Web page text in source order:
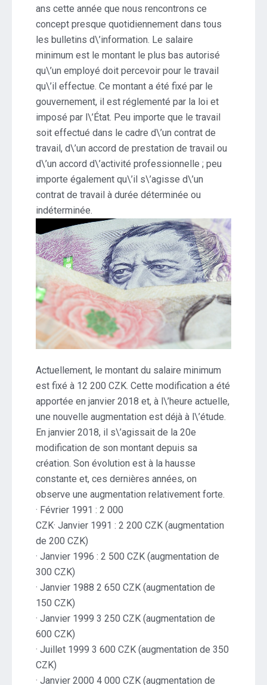
ans cette année que nous rencontrons ce
concept presque quotidiennement dans tous
les bulletins d\’information. Le salaire
minimum est le montant le plus bas autorisé
qu\’un employé doit percevoir pour le travail
qu\’il effectue. Ce montant a été fixé par le
gouvernement, il est réglementé par la loi et
imposé par l\’État. Peu importe que le travail
soit effectué dans le cadre d\’un contrat de
travail, d\’un accord de prestation de travail ou
d\’un accord d\’activité professionnelle ; peu
importe également qu\’il s\’agisse d\’un
contrat de travail à durée déterminée ou
indéterminée.
Actuellement, le montant du salaire minimum
est fixé à 12 200 CZK. Cette modification a été
apportée en janvier 2018 et, à l\’heure actuelle,
une nouvelle augmentation est déjà à l\’étude.
En janvier 2018, il s\’agissait de la 20e
modification de son montant depuis sa
création. Son évolution est à la hausse
constante et, ces dernières années, on
observe une augmentation relativement forte.
· Février 1991 : 2 000
CZK· Janvier 1991 : 2 200 CZK (augmentation
de 200 CZK)
· Janvier 1996 : 2 500 CZK (augmentation de
300 CZK)
· Janvier 1988 2 650 CZK (augmentation de
150 CZK)
· Janvier 1999 3 250 CZK (augmentation de
600 CZK)
· Juillet 1999 3 600 CZK (augmentation de 350
CZK)
· Janvier 2000 4 000 CZK (augmentation de